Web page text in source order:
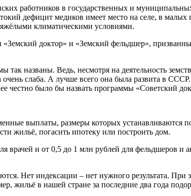
работников в государственных и
дефицит медиков имеет место на селе, в малых
климатическими условиями.
доктор» и «Земский фельдшер»,
так названы. Ведь, несмотря на деятельность
слаба. А лучше всего она была развита в
честно было бы назвать программы «Советский
выплаты, размеры которых устанавливаются
жильё, погасить ипотеку или построить дом.
врачей и от 0,5 до 1 млн рублей для фельдшеров и
Нет индексации – нет нужного результата. При
в нашей стране за последние два года